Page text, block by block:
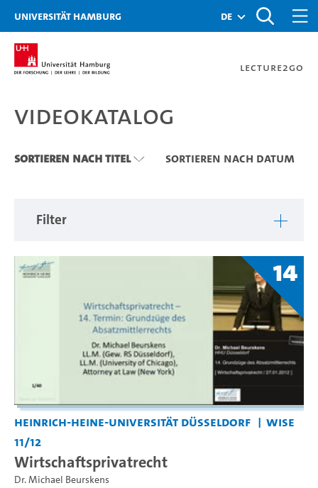
Zu den Filtern
Zur Metanavigation
Zur Hauptnavigation
Zur Suche
Zum Inhalt
Zum Seitenfuss
Universität Hamburg de
Lecture2Go
Videokatalog
Videokatalog
Sortieren nach Titel Sortieren nach Datum
Filter
14
Heinrich-Heine-Universität Düsseldorf
WiSe
11/12
Wirtschaftsprivatrecht
Dr. Michael Beurskens